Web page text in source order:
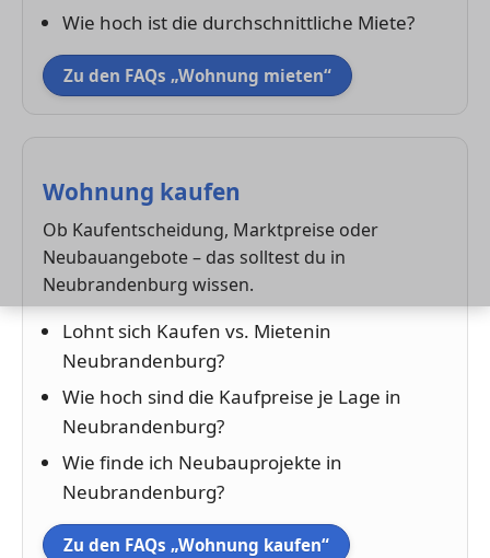
Wie hoch ist die durchschnittliche Miete?
Zu den FAQs „Wohnung mieten“
Wohnung kaufen
Ob Kaufentscheidung, Marktpreise oder
Neubauangebote – das solltest du in
Neubrandenburg wissen.
Lohnt sich Kaufen vs. Mietenin
Neubrandenburg?
Wie hoch sind die Kaufpreise je Lage in
Neubrandenburg?
Wie finde ich Neubauprojekte in
Neubrandenburg?
Zu den FAQs „Wohnung kaufen“